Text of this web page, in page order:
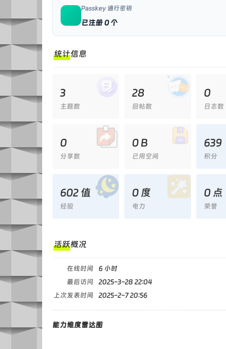
Passkey 通行密钥
已注册 0 个
统计信息
3
主题数
28
回帖数
0
日志数
0
分享数
0 B
已用空间
639
积分
602 值
经验
0 度
电力
0 点
荣誉
活跃概况
在线时间 6 小时
最后访问
2025-3-28 22:04
上次发表时间
2025-2-7 20:56
能力维度雷达图